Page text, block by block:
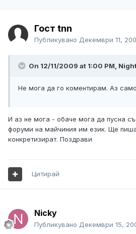
Гост tnn
Публикувано Декември 11,
On 12/11/2009 at 1:00 PM,
Не мога да го коментирам. Аз
И аз не мога - обаче мога да пусна
форуми на майчиния им език. Ще
конкретизират. Поздрави
Цитирай
Nicky
Публикувано Декември 15,